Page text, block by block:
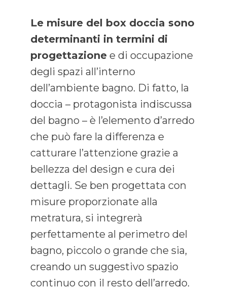
Le misure del box doccia sono
determinanti in termini di
progettazione e di occupazione
degli spazi all’interno
dell’ambiente bagno. Di fatto, la
doccia – protagonista indiscussa
del bagno – è l’elemento d’arredo
che può fare la differenza e
catturare l’attenzione grazie a
bellezza del design e cura dei
dettagli. Se ben progettata con
misure proporzionate alla
metratura, si integrerà
perfettamente al perimetro del
bagno, piccolo o grande che sia,
creando un suggestivo spazio
continuo con il resto dell’arredo.